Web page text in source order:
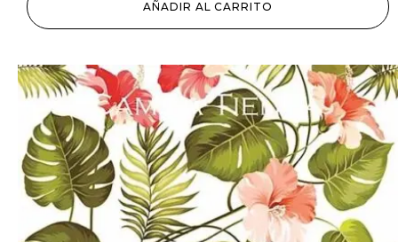
AÑADIR AL CARRITO